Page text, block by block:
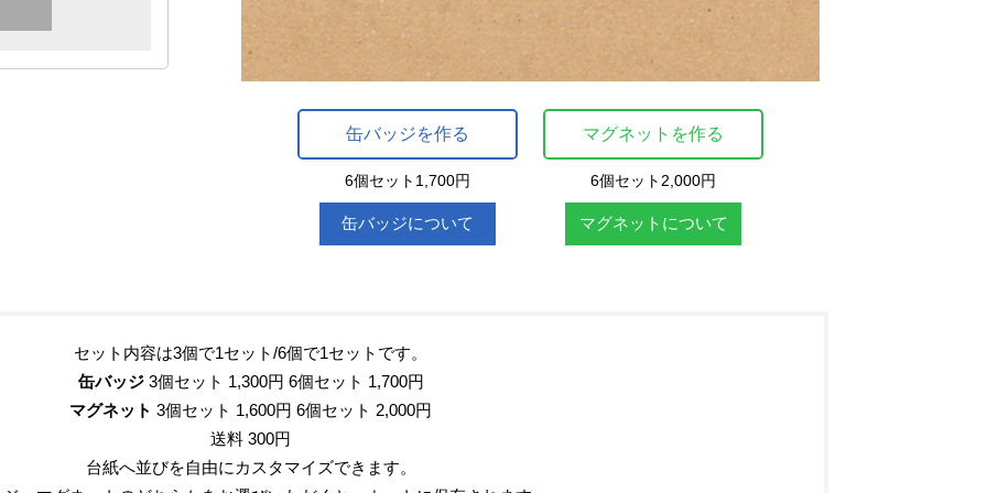
6個セット1,700円
缶バッジについて
6個セット2,000円
マグネットについて
セット内容は3個で1セット/6個で1セットです。
缶バッジ 3個セット 1,300円 6個セット 1,700円
マグネット 3個セット 1,600円 6個セット 2,000円
送料 300円
台紙へ並びを自由にカスタマイズできます。
2016年06月15日
放課後とカメラ